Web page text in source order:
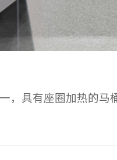
，具有座圈加热的马